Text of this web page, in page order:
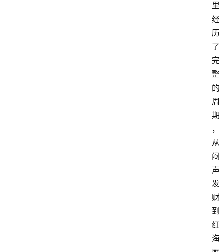
里
经
历
了
完
整
的
周
期
，
从
闷
声
发
财
到
红
海